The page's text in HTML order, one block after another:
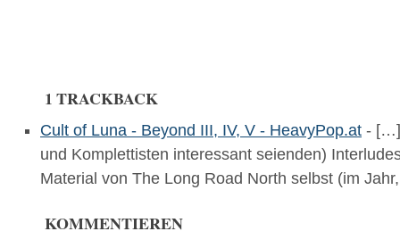
1 TRACKBACK
Cult of Luna - Beyond III, IV, V - HeavyPop.at - […]
und Komplettisten interessant seienden)
Material von The Long Road North selbst (im
KOMMENTIEREN